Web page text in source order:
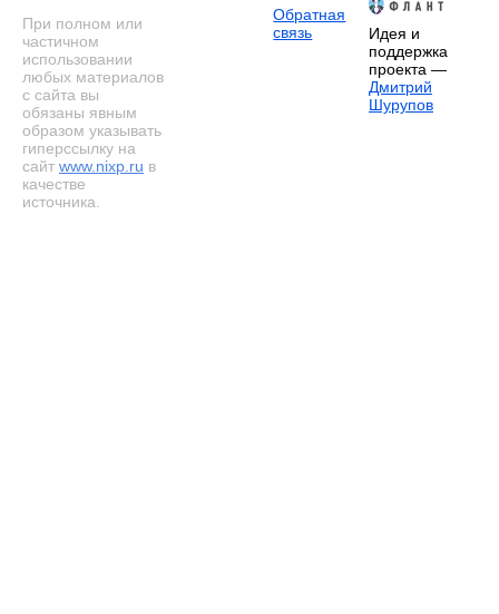
При полном или
частичном
использовании
любых материалов
с сайта вы
обязаны явным
образом указывать
гиперссылку на
сайт www.nixp.ru в
качестве
источника.
Обратная
связь
Идея и
поддержка
проекта —
Дмитрий
Шурупов